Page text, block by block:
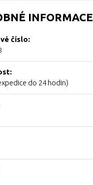
INFORMACE
číslo:
do 24 hodin)